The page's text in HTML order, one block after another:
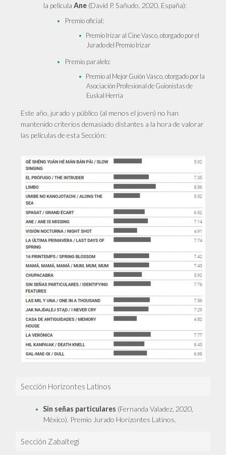
la película Ane (David P. Sañudo, 2020, España):
Premio oficial:
Premio Irizar al Cine Vasco, otorgado por el
Jurado del Premio Irizar
Premio paralelo:
Premio al Mejor Guión Vasco, otorgado por la
Asociación Profesional de Guionistas de
Euskal Herria
Este año, jurado y público (al menos el joven) no han
mantenido criterios demasiado distantes a la hora de valorar
las películas de esta Sección:
Sección Horizontes Latinos
Sin señas particulares (Fernanda Valadez, 2020,
México). Premio Jurado Horizontes Latinos.
Sección Zabaltegi